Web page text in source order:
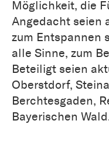
Möglichkeit, die
Angedacht seien
zum Entspannen
alle Sinne, zum
Beteiligt seien
Oberstdorf,
Berchtesgaden,
Bayerischen